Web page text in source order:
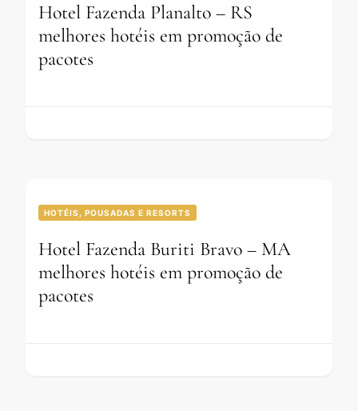
Hotel Fazenda Planalto – RS
melhores hotéis em promoção de
pacotes
HOTÉIS, POUSADAS E RESORTS
Hotel Fazenda Buriti Bravo – MA
melhores hotéis em promoção de
pacotes